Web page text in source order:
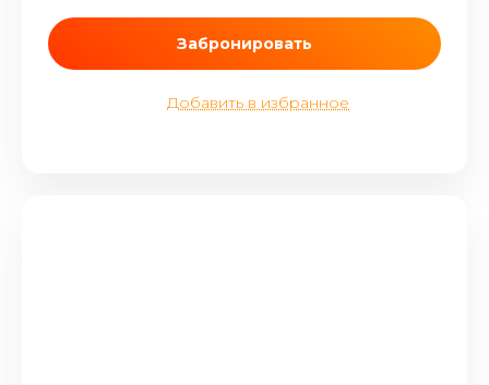
Забронировать
Добавить в избранное